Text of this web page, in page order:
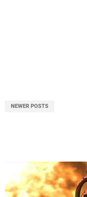
NEWER POSTS